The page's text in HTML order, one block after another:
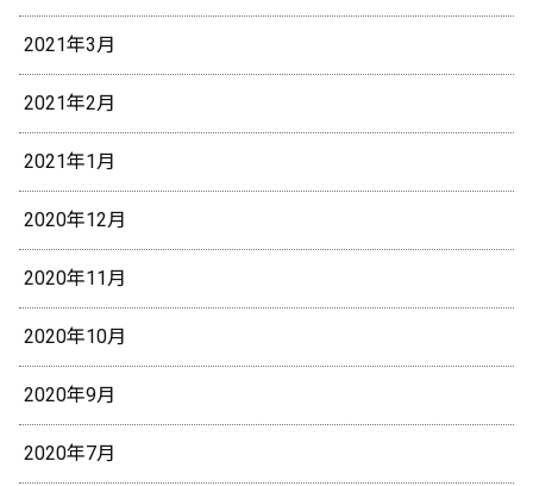
2021年3月
2021年2月
2021年1月
2020年12月
2020年11月
2020年10月
2020年9月
2020年7月